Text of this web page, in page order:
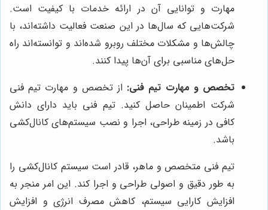
مهارت و توانایی آن در ارائه خدمات با کیفیت است.
شرکت‌هایی که سال‌ها در این صنعت فعالیت داشته‌اند، با
چالش‌ها و مشکلات مختلف روبرو شده‌اند و توانسته‌اند راه
حل‌های مناسبی برای آن‌ها پیدا کنند.
تخصص و مهارت تیم فنی: از تخصص و مهارت تیم فنی
شرکت اطمینان حاصل کنید. تیم فنی باید دارای دانش
کافی در زمینه طراحی، اجرا و نصب سیستم‌های کانال‌کشی
باشد.
تیم فنی متخصص و ماهر، قادر است سیستم کانال‌کشی را
به طور دقیق و اصولی طراحی و اجرا کند. این امر منجر به
افزایش کارایی سیستم، کاهش مصرف انرژی و افزایش